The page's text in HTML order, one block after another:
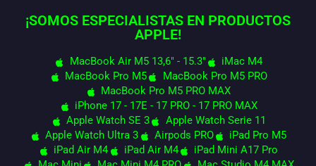
¡SOMOS ESPECIALISTAS EN PRODUCTOS
APPLE!
MacBook Air M5 13,6" - 15.3"
iMac M4
MacBook Pro M5
MacBook Pro M5 PRO
MacBook Pro M5 PRO MAX
iPhone 17 - 17E - 17 PRO - 17 PRO MAX
Apple Watch SE 3
Apple Watch Serie 11
Apple Watch Ultra 3
Airpods PRO
iPad Pro M5
iPad Air M4
iPad Air M4
iPad Mini A17 Pro